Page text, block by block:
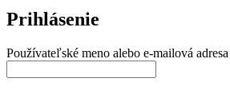
Prihlásenie
Používateľské meno alebo e-mailová adresa